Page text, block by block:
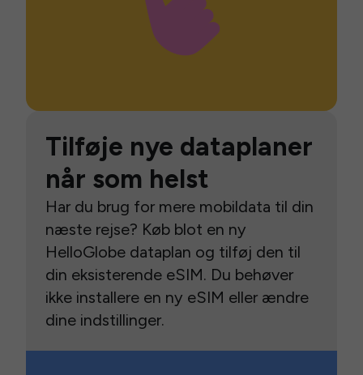
Tilføje nye dataplaner
når som helst
Har du brug for mere mobildata til din
næste rejse? Køb blot en ny
HelloGlobe dataplan og tilføj den til
din eksisterende eSIM. Du behøver
ikke installere en ny eSIM eller ændre
dine indstillinger.